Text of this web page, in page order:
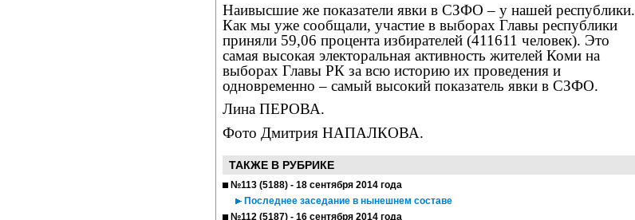
Наивысшие же показатели явки в СЗФО – у нашей республики.
Как мы уже сообщали, участие в выборах Главы республики
приняли 59,06 процента избирателей (411611 человек). Это
самая высокая электоральная активность жителей Коми на
выборах Главы РК за всю историю их проведения и
одновременно – самый высокий показатель явки в СЗФО.
Лина ПЕРОВА.
Фото Дмитрия НАПАЛКОВА.
ТАКЖЕ В РУБРИКЕ
№113 (5188) - 18 сентября 2014 года
Последнее заседание в нынешнем составе
№112 (5187) - 16 сентября 2014 года